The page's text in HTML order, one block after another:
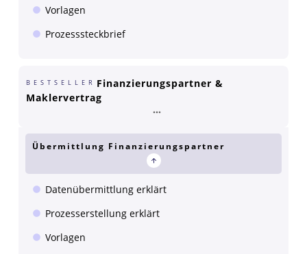
Vorlagen
Prozesssteckbrief
BESTSELLER Finanzierungspartner &
Maklervertrag
Übermittlung Finanzierungspartner
Datenübermittlung erklärt
Prozesserstellung erklärt
Vorlagen